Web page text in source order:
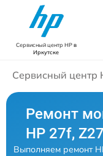
Сервисный центр HPв
Иркутске
Сервисный центр
Ремонт
HP 27f,
Выполняем ремонт